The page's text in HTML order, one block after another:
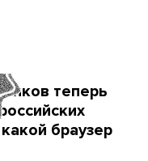
теперь
браузер